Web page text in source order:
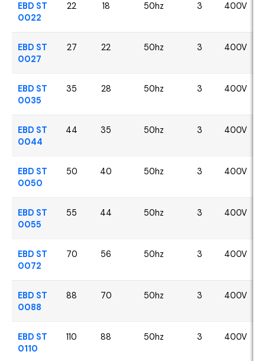
EBD ST
0022
22 18 50hz 3 400V
EBD ST
0027
27 22 50hz 3 400V
EBD ST
0035
35 28 50hz 3 400V
EBD ST
0044
44 35 50hz 3 400V
EBD ST
0050
50 40 50hz 3 400V
EBD ST
0055
55 44 50hz 3 400V
EBD ST
0072
70 56 50hz 3 400V
EBD ST
0088
88 70 50hz 3 400V
EBD ST
0110
110 88 50hz 3 400V